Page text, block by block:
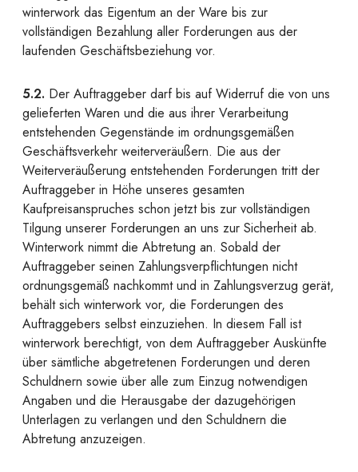
winterwork das Eigentum an der Ware bis zur
vollständigen Bezahlung aller Forderungen aus der
laufenden Geschäftsbeziehung vor.
5.2. Der Auftraggeber darf bis auf Widerruf die von uns
gelieferten Waren und die aus ihrer Verarbeitung
entstehenden Gegenstände im ordnungsgemäßen
Geschäftsverkehr weiterveräußern. Die aus der
Weiterveräußerung entstehenden Forderungen tritt der
Auftraggeber in Höhe unseres gesamten
Kaufpreisanspruches schon jetzt bis zur vollständigen
Tilgung unserer Forderungen an uns zur Sicherheit ab.
Winterwork nimmt die Abtretung an. Sobald der
Auftraggeber seinen Zahlungsverpflichtungen nicht
ordnungsgemäß nachkommt und in Zahlungsverzug gerät,
behält sich winterwork vor, die Forderungen des
Auftraggebers selbst einzuziehen. In diesem Fall ist
winterwork berechtigt, von dem Auftraggeber Auskünfte
über sämtliche abgetretenen Forderungen und deren
Schuldnern sowie über alle zum Einzug notwendigen
Angaben und die Herausgabe der dazugehörigen
Unterlagen zu verlangen und den Schuldnern die
Abtretung anzuzeigen.